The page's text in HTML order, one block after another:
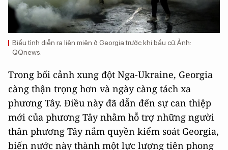
Biểu tình diễn ra liên miên ở Georgia trước khi bầu cử. Ảnh:
Trong bối cảnh xung đột Nga-Ukraine, Georgia
càng thận trọng hơn và ngày càng tách xa
phương Tây. Điều này đã dẫn đến sự can thiệp
mới của phương Tây nhằm hỗ trợ những người
thân phương Tây nắm quyền kiểm soát Georgia,